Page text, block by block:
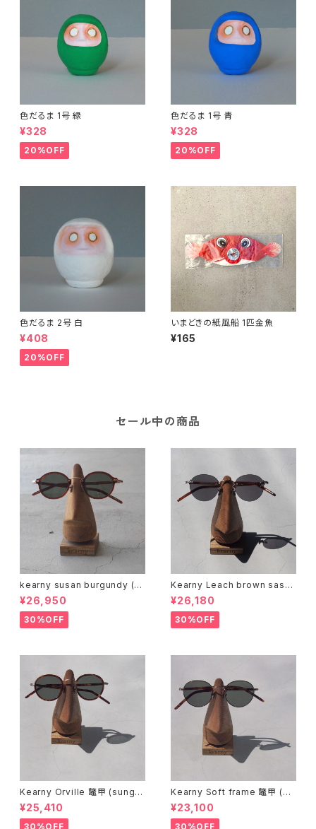
色だるま 1号 緑
¥328
20%OFF
色だるま 1号 青
¥328
20%OFF
色だるま 2号 白
¥408
20%OFF
いまどきの紙風船 1匹金魚
¥165
セール中の商品
kearny susan burgundy (su
nglasses)
¥26,950
30%OFF
Kearny Leach brown sasa
(sunglasses)
¥26,180
30%OFF
Kearny Orville 鼈甲 (sungla
sses)
¥25,410
30%OFF
Kearny Soft frame 鼈甲 (su
nglasses)
¥23,100
30%OFF